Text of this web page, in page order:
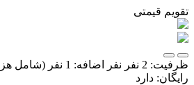
تقویم قیمتی
ظرفیت: 2 نفر نفر اضافه: 1 نفر (شامل
رایگان: دارد